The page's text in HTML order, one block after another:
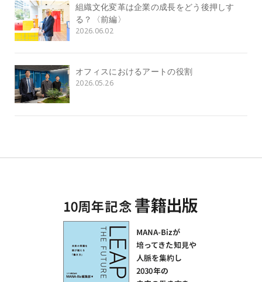
組織文化変革は企業の成長をどう後押しす
る？〈前編〉
2026.06.02
オフィスにおけるアートの役割
2026.05.26